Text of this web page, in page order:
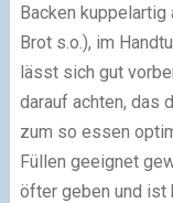
Backen
Brot s.o.), im
lässt sich gut
darauf achten, das
zum so essen
Füllen geeignet
öfter geben und ist